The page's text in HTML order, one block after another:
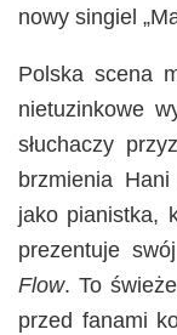
nowy singiel
Polska scena
nietuzinkowe
słuchaczy
brzmienia
jako pianistka,
prezentuje
Flow. To
przed fanami